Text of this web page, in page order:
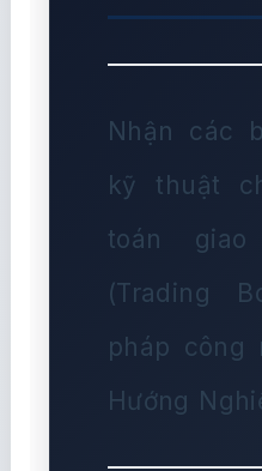
Nhận các
kỹ thuật
toán
(Trading
pháp công
Hướng